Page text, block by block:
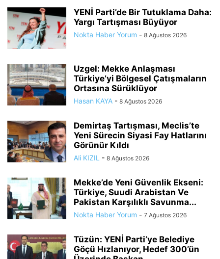
YENİ Parti’de Bir Tutuklama Daha:
Yargı Tartışması Büyüyor
Nokta Haber Yorum - 8 Ağustos 2026
Uzgel: Mekke Anlaşması
Türkiye’yi Bölgesel Çatışmaların
Ortasına Sürüklüyor
Hasan KAYA - 8 Ağustos 2026
Demirtaş Tartışması, Meclis’te
Yeni Sürecin Siyasi Fay Hatlarını
Görünür Kıldı
Ali KIZIL - 8 Ağustos 2026
Mekke’de Yeni Güvenlik Ekseni:
Türkiye, Suudi Arabistan Ve
Pakistan Karşılıklı Savunma...
Nokta Haber Yorum - 7 Ağustos 2026
Tüzün: YENİ Parti’ye Belediye
Göçü Hızlanıyor, Hedef 300’ün